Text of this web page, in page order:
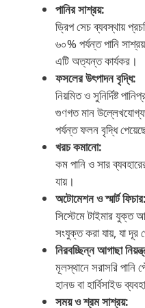
পানির সাশ্রয়:
ড্রিপ সেচ ব্যবস্থায়
৬০% পর্যন্ত পানি
এটি অত্যন্ত কার্যকর।
ফসলের উৎপাদন বৃদ্ধি:
নিয়মিত ও সুনির্দিষ্ট
গুণগত মান
পর্যন্ত ফলন বৃদ্ধি
খরচ কমানো:
কম পানি ও সার
যায়।
অটোমেশন ও স্মার্ট ফিচার:
সিস্টেমে টাইমার যুক্ত
সংযুক্ত করা যায়, যা দূর
নিরবচ্ছিন্ন আগাছা
মূলস্থানে সরাসরি
হানড বা হার্বিসাইড
সময় ও শ্রম সাশ্রয়: